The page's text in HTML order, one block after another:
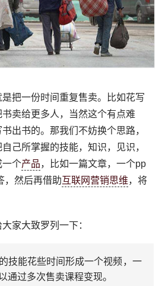
把一份时间重复售卖。比如花写
卖给更多人，当然这个有点难
出书的。那我们不妨换个思路，
己所掌握的技能，知识，见识，
一个产品，比如一篇文章，一个pp
，然后再借助互联网营销思维，将
家大致罗列一下：
技能花些时间形成一个视频，一
通过多次售卖课程变现。